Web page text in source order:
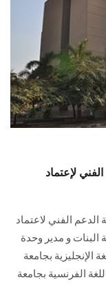
هيئة التدريس
الدراسات العليا
الخريجين
لإعتماد
الفني لاعتماد
البنات و مدير وحدة
الإنجليزية بجامعة
الفرنسية بجامعة